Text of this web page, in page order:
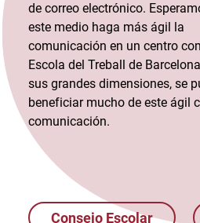
de correo electrónico.
este medio haga más ágil la
comunicación en un centro
Escola del Treball de
sus grandes dimensiones, se
beneficiar mucho de este ágil
comunicación.
Consejo Escolar